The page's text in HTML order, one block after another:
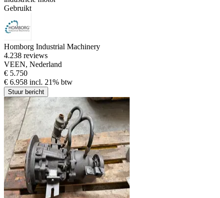
Gebruikt
Homborg Industrial Machinery
4.238 reviews
VEEN, Nederland
€ 5.750
€ 6.958 incl. 21% btw
Stuur bericht